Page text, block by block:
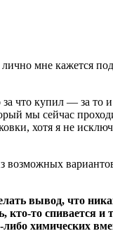
мне кажется
что купил — за
мы сейчас
хотя я не
возможных
вывод, что
кто-то спивается
химических